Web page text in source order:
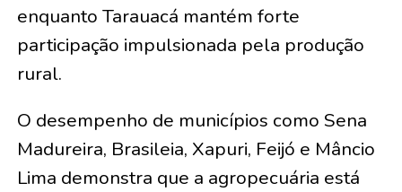
enquanto Tarauacá mantém forte
participação impulsionada pela produção
rural.
O desempenho de municípios como Sena
Madureira, Brasileia, Xapuri, Feijó e Mâncio
Lima demonstra que a agropecuária está